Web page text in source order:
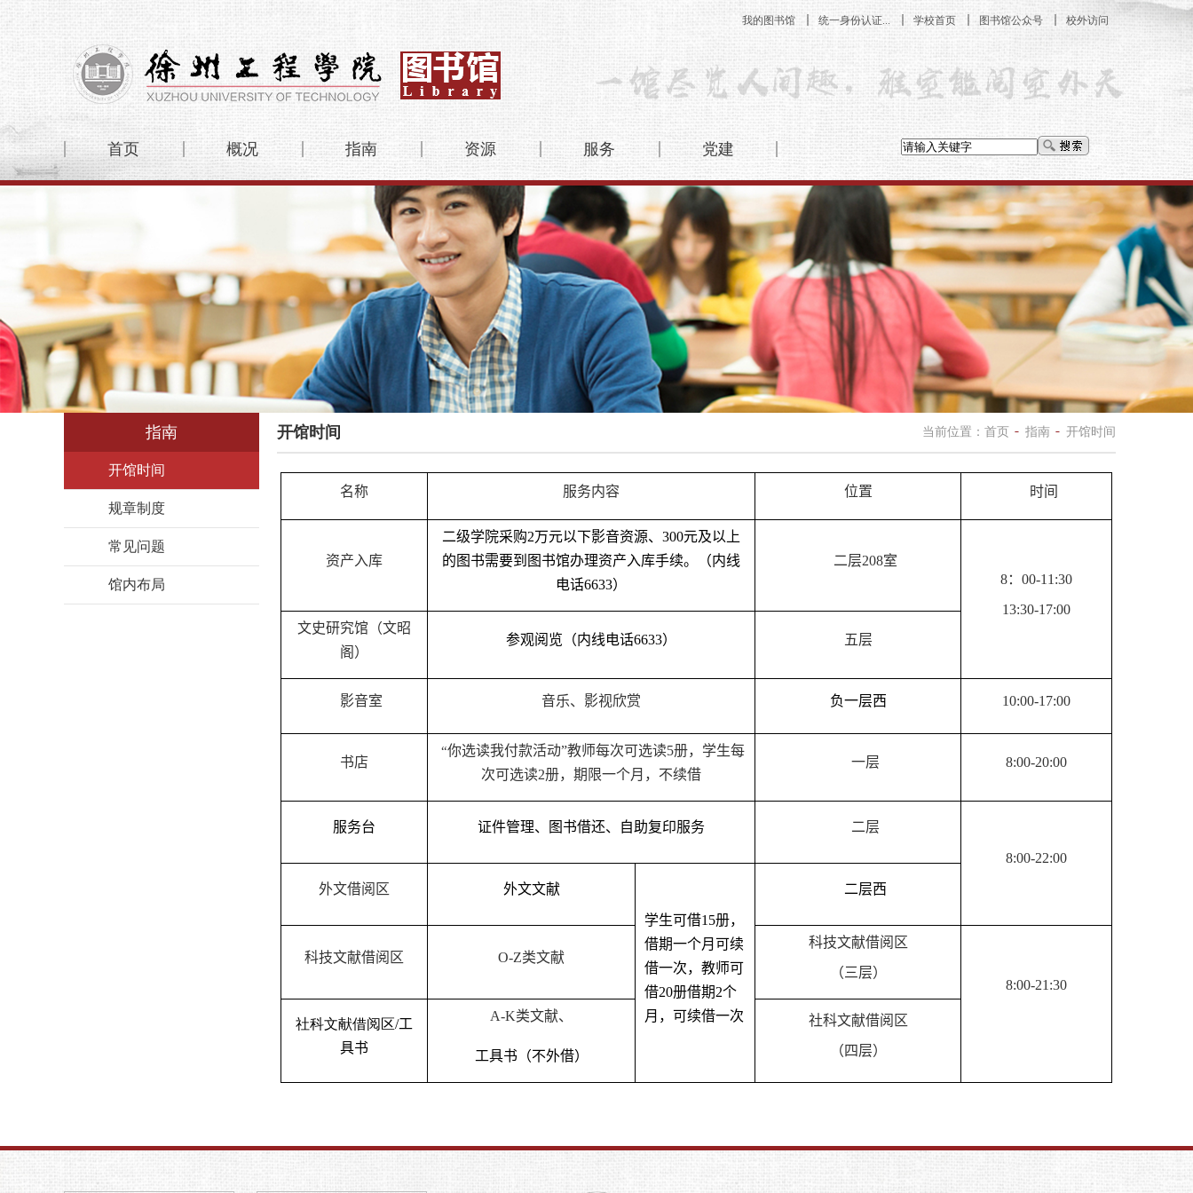
统一身份认证... 学校首页 图书馆公众号 校外访问
我的图书馆
首页 概况 指南 资源 服务 党建
指南
开馆时间
规章制度
常见问题
馆内布局
开馆时间 当前位置： 首页 指南 开馆时间
名称 服务内容 位置 时间
资产入库
二级学院采购2万元以下影音资源、 300元及以上
的图书需要到图书馆办理资产入库手续。
（内线
电话6633）
二层208室
8： 00-11:30
13:30-17:00
文史研究馆（文昭
阁）
参观阅览 （内线电话6633） 五层
影音室 音乐、影视欣赏 负一层西 10:00-17:00
书店
“你选读我付款活动”教师每次可选读5册，学生每
次可选读2册，期限一个月，不续借
一层 8:00-20:00
服务台 证件管理、图书借还、自助复印服务 二层
8:00-22:00
外文借阅区 外文文献
学生可借15册，
借期一个月可续
借一次，教师可
借20册借期2个
月，可续借一次
二层西
科技文献借阅区 O-Z类文献
科技文献借阅区
（三层）
8:00-21:30
社科文献借阅区/工
具书
A-K类文献、
工具书 （不外借）
社科文献借阅区
（四层）